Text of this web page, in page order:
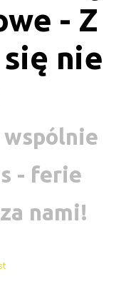
- Z
nie
- ferie
nami!